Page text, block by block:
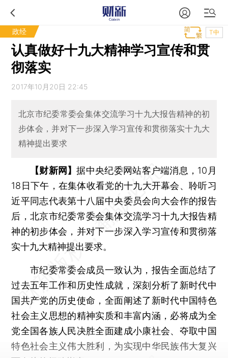
政经 T中
认真做好十九大精神学习宣传和贯
彻落实
2017年10月20日 22:45
北京市纪委常委会集体交流学习十九大报告精神的初
步体会，并对下一步深入学习宣传和贯彻落实十九大
精神提出要求
【财新网】据中央纪委网站客户端消息，10月
18日下午，在集体收看党的十九大开幕会、聆听习
近平同志代表第十八届中央委员会向大会作的报告
后，北京市纪委常委会集体交流学习十九大报告精
神的初步体会，并对下一步深入学习宣传和贯彻落
实十九大精神提出要求。
市纪委常委会成员一致认为，报告全面总结了
过去五年工作和历史性成就，深刻分析了新时代中
国共产党的历史使命，全面阐述了新时代中国特色
社会主义思想的精神实质和丰富内涵，必将成为全
党全国各族人民决胜全面建成小康社会、夺取中国
特色社会主义伟大胜利，为实现中华民族伟大复兴